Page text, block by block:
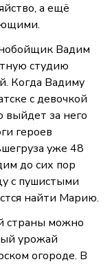
а ещё
Вадим
студию
Когда Вадиму
с девочкой
выйдет за него
героев
уже 48
до сих пор
с пушистыми
найти Марию.
страны можно
урожай
огороде. В